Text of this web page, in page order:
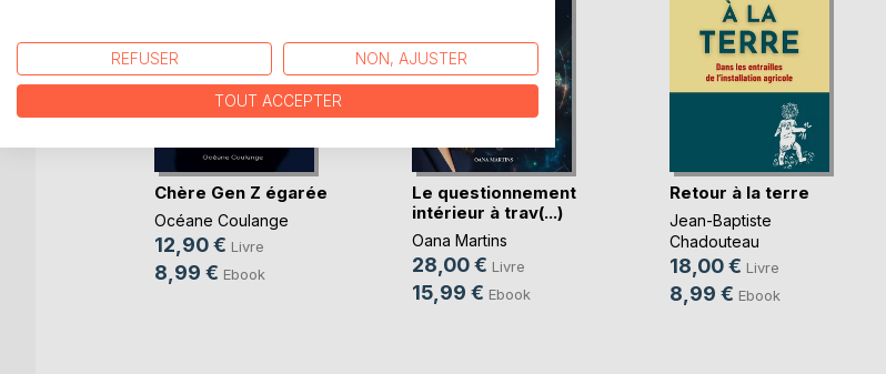
Chère Gen Z égarée
Océane Coulange
12,90 € Livre
8,99 € Ebook
Le questionnement
intérieur à trav(...)
Oana Martins
28,00 € Livre
15,99 € Ebook
Retour à la terre
Jean-Baptiste
Chadouteau
18,00 € Livre
8,99 € Ebook
REFUSER NON, AJUSTER
TOUT ACCEPTER